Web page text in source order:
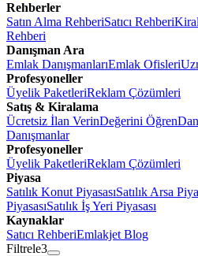
Rehberler
Satın Alma RehberiSatıcı Rehberi
Rehberi
Danışman Ara
Emlak DanışmanlarıEmlak Ofisleri
Profesyoneller
Üyelik PaketleriReklam Çözümleri
Satış & Kiralama
Ücretsiz İlan VerinDeğerini Öğren
Danışmanlar
Profesyoneller
Üyelik PaketleriReklam Çözümleri
Piyasa
Satılık Konut PiyasasıSatılık Arsa
PiyasasıSatılık İş Yeri Piyasası
Kaynaklar
Satıcı RehberiEmlakjet Blog
Filtrele3